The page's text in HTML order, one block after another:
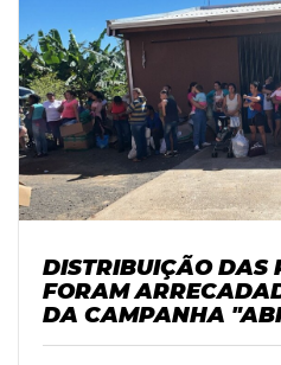
DISTRIBUIÇÃO DAS
FORAM
DA CAMPANHA